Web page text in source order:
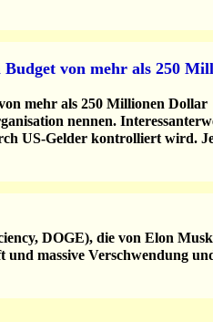
von mehr als 250
mehr als 250 Millionen Dollar
nennen.
US-Gelder kontrolliert wird.
DOGE), die von Elon
massive Verschwendung